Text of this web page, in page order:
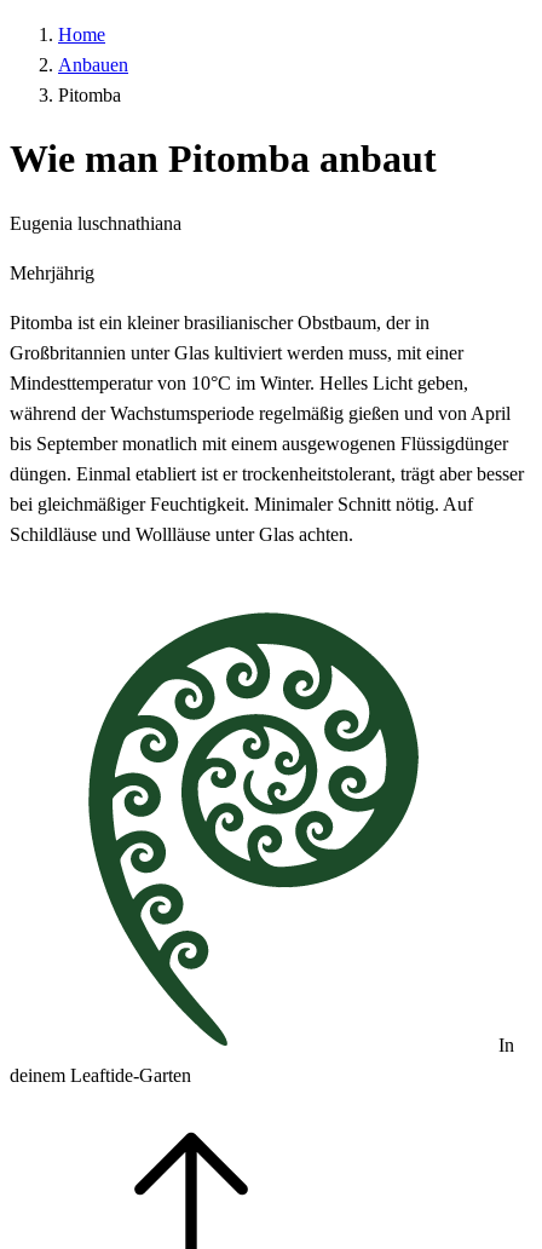
Home
Anbauen
Pitomba
Wie man Pitomba anbaut
Eugenia luschnathiana
Mehrjährig
Pitomba ist ein kleiner brasilianischer Obstbaum, der in
Großbritannien unter Glas kultiviert werden muss, mit einer
Mindesttemperatur von 10°C im Winter. Helles Licht geben,
während der Wachstumsperiode regelmäßig gießen und von April
bis September monatlich mit einem ausgewogenen Flüssigdünger
düngen. Einmal etabliert ist er trockenheitstolerant, trägt aber besser
bei gleichmäßiger Feuchtigkeit. Minimaler Schnitt nötig. Auf
Schildläuse und Wollläuse unter Glas achten.
In
deinem Leaftide-Garten